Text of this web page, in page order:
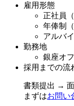
雇用形態
正社員
年俸制
アルバ
勤務地
銀座オ
採用までの流
書類提出 →
まずはお問い